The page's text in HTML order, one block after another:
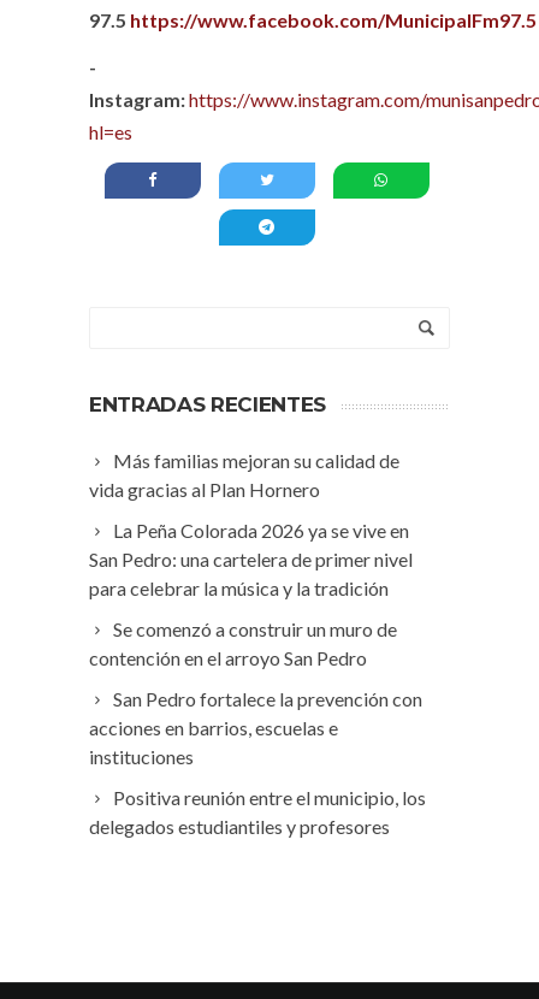
97.5 https://www.facebook.com/MunicipalFm97.5
-
Instagram:https://www.instagram.com/
hl=es
ENTRADAS RECIENTES
Más familias mejoran su calidad de
vida gracias al Plan Hornero
La Peña Colorada 2026 ya se vive en
San Pedro: una cartelera de primer nivel
para celebrar la música y la tradición
Se comenzó a construir un muro de
contención en el arroyo San Pedro
San Pedro fortalece la prevención con
acciones en barrios, escuelas e
instituciones
Positiva reunión entre el municipio, los
delegados estudiantiles y profesores